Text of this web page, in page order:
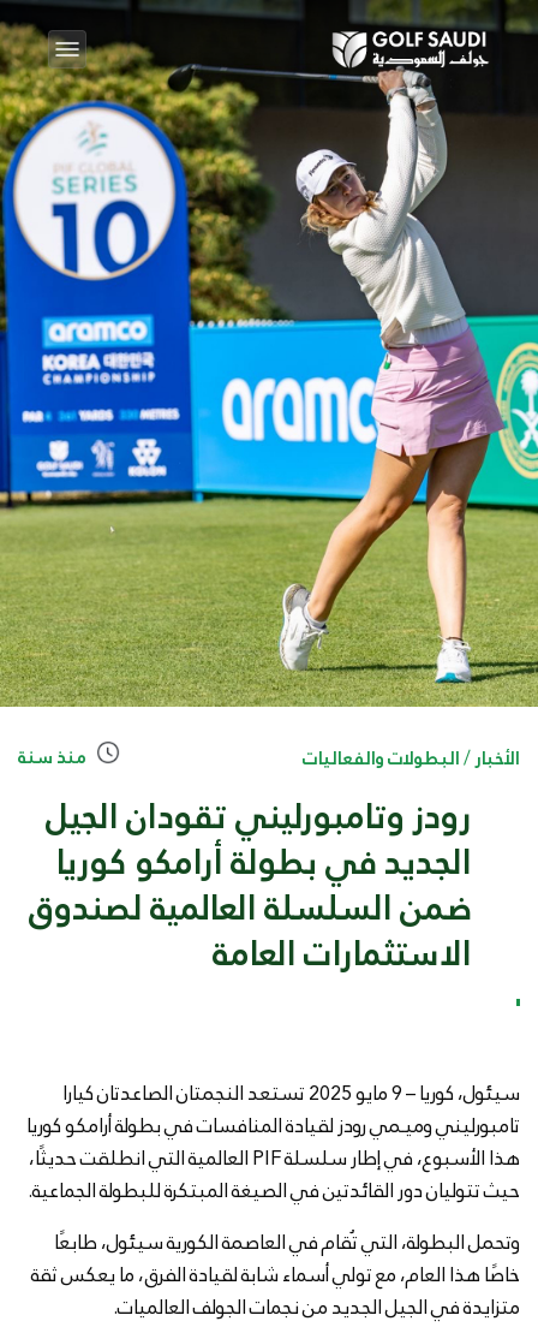
الأخبار/البطولات والفعاليات منذ سنة
رودز وتامبورليني تقودان الجيل
الجديد في بطولة أرامكو كوريا
ضمن السلسلة العالمية لصندوق
الاستثمارات العامة
سيئول، كوريا – 9 مايو 2025 تستعد النجمتان الصاعدتان كيارا
تامبورليني وميـمي رودز لقيادة المنافسات في بطولة أرامكو كوريا
هذا الأسبوع، في إطار سلسلة PIF العالمية التي انطلقت حديثًا،
حيث تتوليان دور القائدتين في الصيغة المبتكرة للبطولة الجماعية.
وتحمل البطولة، التي تُقام في العاصمة الكورية سيئول، طابعًا
خاصًا هذا العام، مع تولي أسماء شابة لقيادة الفرق، ما يعكس ثقة
متزايدة في الجيل الجديد من نجمات الجولف العالميات.